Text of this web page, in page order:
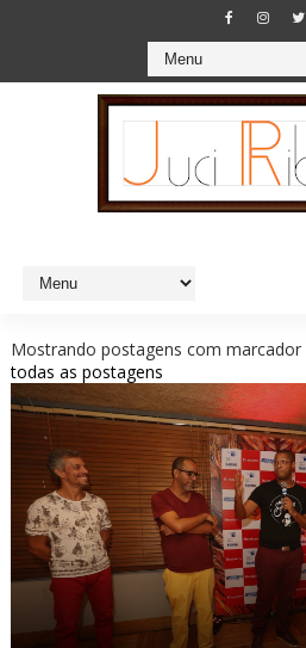
Mostrando postagens com marcador
todas as postagens